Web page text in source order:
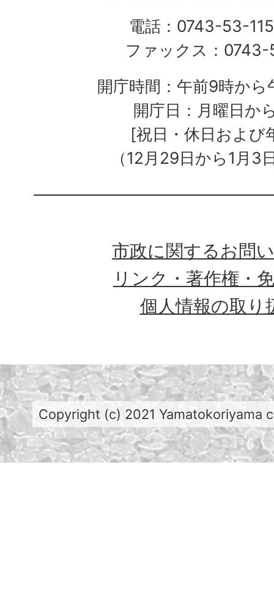
電話：0743-53-
ファックス：
開庁時間：午前9時か
開庁日：月曜日か
[祝日・休日および
（12月29日から1月3
市政に関するお問
リンク・著作権・
個人情報の取り
Copyright (c) 2021 Yamatokoriyama